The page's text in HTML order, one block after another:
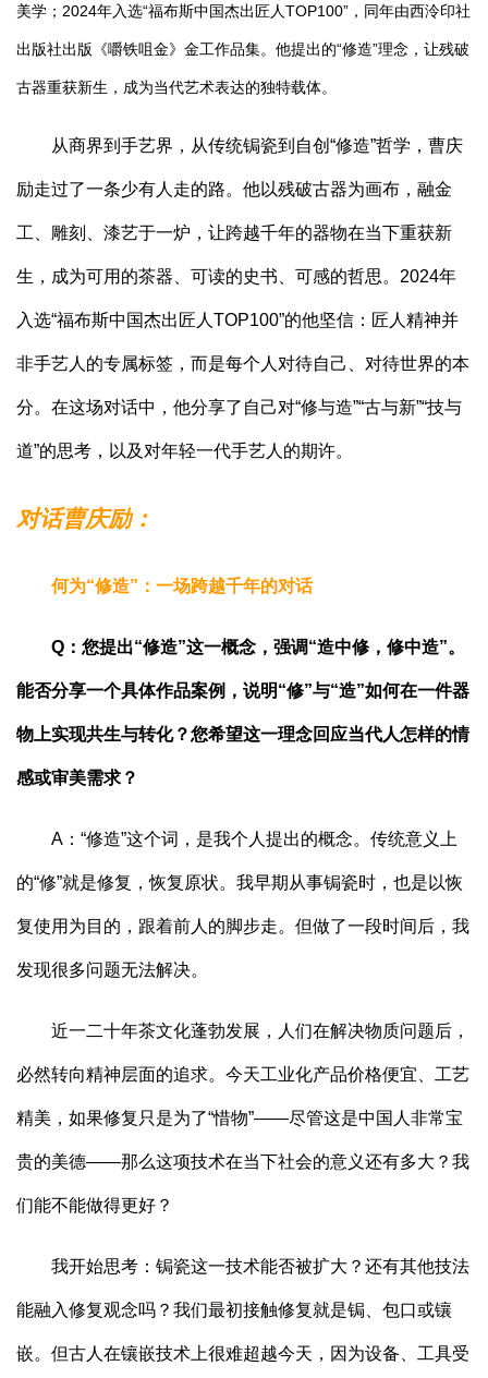
美学；2024年入选“福布斯中国杰出匠人TOP100”，同年由西泠印社
出版社出版《嚼铁咀金》金工作品集。他提出的“修造”理念，让残破
古器重获新生，成为当代艺术表达的独特载体。
从商界到手艺界，从传统锔瓷到自创“修造”哲学，曹庆
励走过了一条少有人走的路。他以残破古器为画布，融金
工、雕刻、漆艺于一炉，让跨越千年的器物在当下重获新
生，成为可用的茶器、可读的史书、可感的哲思。2024年
入选“福布斯中国杰出匠人TOP100”的他坚信：匠人精神并
非手艺人的专属标签，而是每个人对待自己、对待世界的本
分。在这场对话中，他分享了自己对“修与造”“古与新”“技与
道”的思考，以及对年轻一代手艺人的期许。
对话曹庆励：
何为“修造”：一场跨越千年的对话
Q：您提出“修造”这一概念，强调“造中修，修中造”。
能否分享一个具体作品案例，说明“修”与“造”如何在一件器
物上实现共生与转化？您希望这一理念回应当代人怎样的情
感或审美需求？
A：“修造”这个词，是我个人提出的概念。传统意义上
的“修”就是修复，恢复原状。我早期从事锔瓷时，也是以恢
复使用为目的，跟着前人的脚步走。但做了一段时间后，我
发现很多问题无法解决。
近一二十年茶文化蓬勃发展，人们在解决物质问题后，
必然转向精神层面的追求。今天工业化产品价格便宜、工艺
精美，如果修复只是为了“惜物”——尽管这是中国人非常宝
贵的美德——那么这项技术在当下社会的意义还有多大？我
们能不能做得更好？
我开始思考：锔瓷这一技术能否被扩大？还有其他技法
能融入修复观念吗？我们最初接触修复就是锔、包口或镶
嵌。但古人在镶嵌技术上很难超越今天，因为设备、工具受